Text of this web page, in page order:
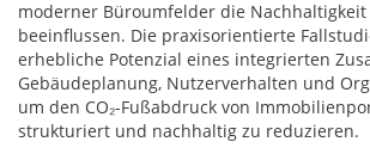
moderner Büroumfelder die
beeinflussen. Die praxisorientierte
erhebliche Potenzial eines integrierten
Gebäudeplanung, Nutzerverhalten und
um den CO₂-Fußabdruck von
strukturiert und nachhaltig zu reduzieren.